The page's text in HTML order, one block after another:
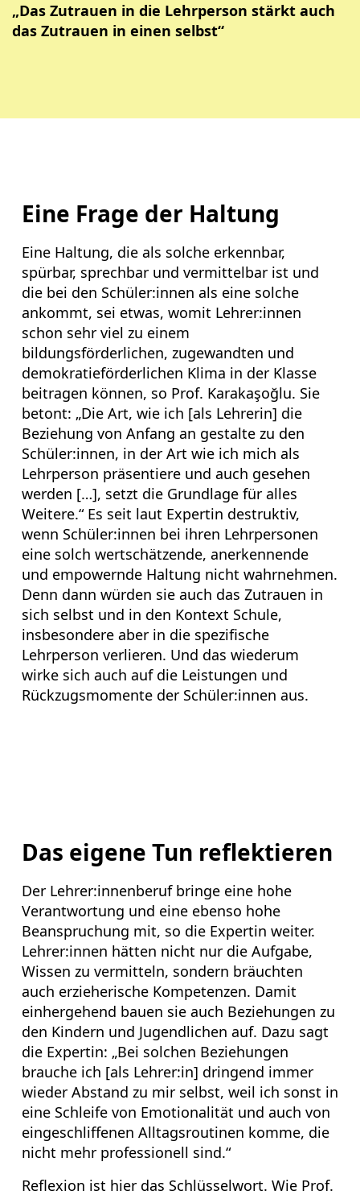
„Das Zutrauen in die Lehrperson stärkt auch
das Zutrauen in einen selbst“
Eine Frage der Haltung
Eine Haltung, die als solche erkennbar,
spürbar, sprechbar und vermittelbar ist und
die bei den Schüler:innen als eine solche
ankommt, sei etwas, womit Lehrer:innen
schon sehr viel zu einem
bildungsförderlichen, zugewandten und
demokratieförderlichen Klima in der Klasse
beitragen können, so Prof. Karakaşoğlu. Sie
betont: „Die Art, wie ich [als Lehrerin] die
Beziehung von Anfang an gestalte zu den
Schüler:innen, in der Art wie ich mich als
Lehrperson präsentiere und auch gesehen
werden […], setzt die Grundlage für alles
Weitere.“ Es seit laut Expertin destruktiv,
wenn Schüler:innen bei ihren Lehrpersonen
eine solch wertschätzende, anerkennende
und empowernde Haltung nicht wahrnehmen.
Denn dann würden sie auch das Zutrauen in
sich selbst und in den Kontext Schule,
insbesondere aber in die spezifische
Lehrperson verlieren. Und das wiederum
wirke sich auch auf die Leistungen und
Rückzugsmomente der Schüler:innen aus.
Das eigene Tun reflektieren
Der Lehrer:innenberuf bringe eine hohe
Verantwortung und eine ebenso hohe
Beanspruchung mit, so die Expertin weiter.
Lehrer:innen hätten nicht nur die Aufgabe,
Wissen zu vermitteln, sondern bräuchten
auch erzieherische Kompetenzen. Damit
einhergehend bauen sie auch Beziehungen zu
den Kindern und Jugendlichen auf. Dazu sagt
die Expertin: „Bei solchen Beziehungen
brauche ich [als Lehrer:in] dringend immer
wieder Abstand zu mir selbst, weil ich sonst in
eine Schleife von Emotionalität und auch von
eingeschliffenen Alltagsroutinen komme, die
nicht mehr professionell sind.“
Reflexion ist hier das Schlüsselwort. Wie Prof.